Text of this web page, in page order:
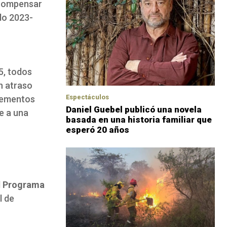
2023-
todos
atraso
a una
Programa
de
Espectáculos
Daniel Guebel publicó una novela
basada en una historia familiar que
esperó 20 años